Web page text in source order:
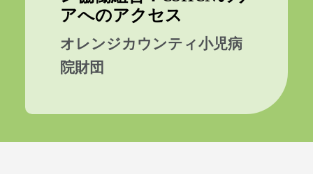
アへのアクセス
オレンジカウンティ小児病
院財団